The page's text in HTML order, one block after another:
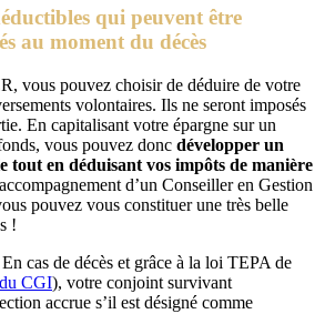
qui peuvent être
au moment du décès
vous pouvez choisir de déduire de votre
volontaires. Ils ne seront imposés
En capitalisant votre épargne sur un
vous pouvez donc développer un
tout en déduisant vos impôts de manière
d’un Conseiller en Gestion
pouvez vous constituer une très belle
!
cas de décès et grâce à la loi TEPA de
CGI), votre conjoint survivant
accrue s’il est désigné comme